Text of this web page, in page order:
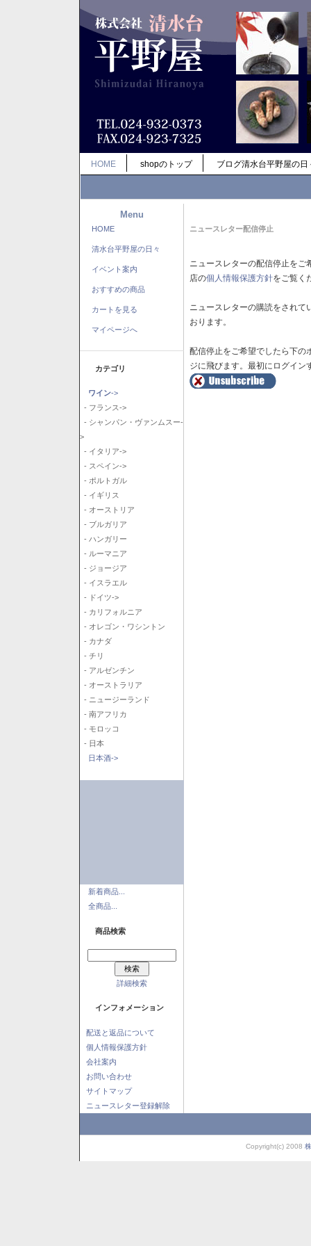
HOME shopのトップ ブログ清水台平野屋の日
Menu
HOME
清水台平野屋の日々
イベント案内
おすすめの商品
カートを見る
マイページへ
カテゴリ
ワイン->
- フランス->
- シャンパン・ヴァンムスー-
>
- イタリア->
- スペイン->
- ポルトガル
- イギリス
- オーストリア
- ブルガリア
- ハンガリー
- ルーマニア
- ジョージア
- イスラエル
- ドイツ->
- カリフォルニア
- オレゴン・ワシントン
- カナダ
- チリ
- アルゼンチン
- オーストラリア
- ニュージーランド
- 南アフリカ
- モロッコ
- 日本
日本酒->
新着商品...
全商品...
商品検索
詳細検索
インフォメーション
配送と返品について
個人情報保護方針
会社案内
お問い合わせ
サイトマップ
ニュースレター登録解除
ニュースレター配信停止
ニュースレターの配信停止を
店の個人情報保護方針をご覧く
ニュースレターの購読をされ
おります。
配信停止をご希望でしたら下の
ジに飛びます。最初にログイン
Copyright(c) 2008